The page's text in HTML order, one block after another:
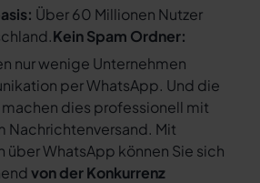
Über 60 Millionen Nutzer
Kein Spam Ordner:
nur wenige Unternehmen
per WhatsApp. Und die
dies professionell mit
Nachrichtenversand. Mit
über WhatsApp können Sie sich
von der Konkurrenz